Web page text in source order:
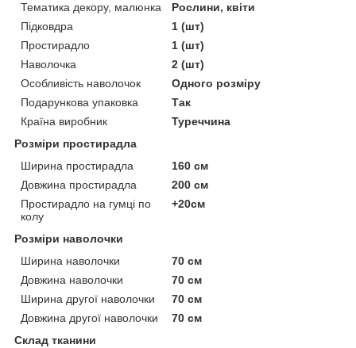
Тематика декору, малюнка
Рослини, квіти
Підковдра
1 (шт)
Простирадло
1 (шт)
Наволочка
2 (шт)
Особливість наволочок
Одного розміру
Подарункова упаковка
Так
Країна виробник
Туреччина
Розміри простирадла
Ширина простирадла
160 см
Довжина простирадла
200 см
Простирадло на гумці по
колу
+20см
Розміри наволочки
Ширина наволочки
70 см
Довжина наволочки
70 см
Ширина другої наволочки
70 см
Довжина другої наволочки
70 см
Склад тканини